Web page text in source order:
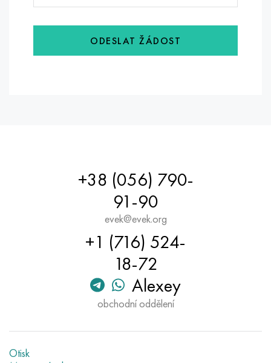
ODESLAT ŽÁDOST
+38 (056) 790-
91-90
evek@evek.org
+1 (716) 524-
18-72
Alexey
obchodní oddělení
Otisk